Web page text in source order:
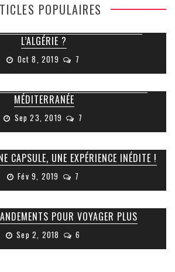
POPULAIRES
L’ALGÉRIE ?
Oct 8, 2019 7
MÉDITERRANÉE
Sep 23, 2019 7
CAPSULE, UNE EXPÉRIENCE INÉDITE !
Fév 9, 2019 7
POUR VOYAGER PLUS
Sep 2, 2018 6